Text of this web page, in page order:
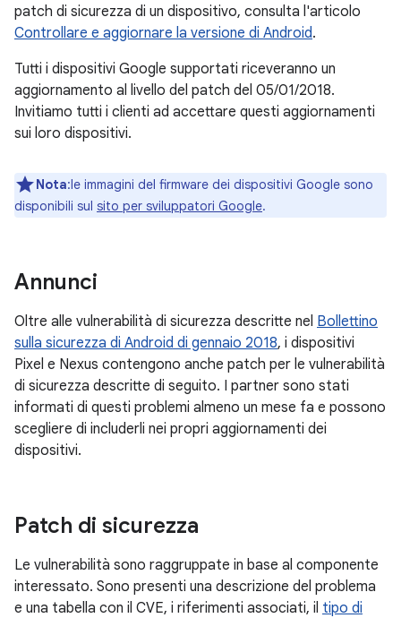
patch di sicurezza di un dispositivo, consulta l'articolo
Controllare e aggiornare la versione di Android.
Tutti i dispositivi Google supportati riceveranno un
aggiornamento al livello del patch del 05/01/2018.
Invitiamo tutti i clienti ad accettare questi aggiornamenti
sui loro dispositivi.
Nota:le immagini del firmware dei dispositivi Google sono
disponibili sul sito per sviluppatori Google.
Annunci
Oltre alle vulnerabilità di sicurezza descritte nel Bollettino
sulla sicurezza di Android di gennaio 2018, i dispositivi
Pixel e Nexus contengono anche patch per le vulnerabilità
di sicurezza descritte di seguito. I partner sono stati
informati di questi problemi almeno un mese fa e possono
scegliere di includerli nei propri aggiornamenti dei
dispositivi.
Patch di sicurezza
Le vulnerabilità sono raggruppate in base al componente
interessato. Sono presenti una descrizione del problema
e una tabella con il CVE, i riferimenti associati, il tipo di